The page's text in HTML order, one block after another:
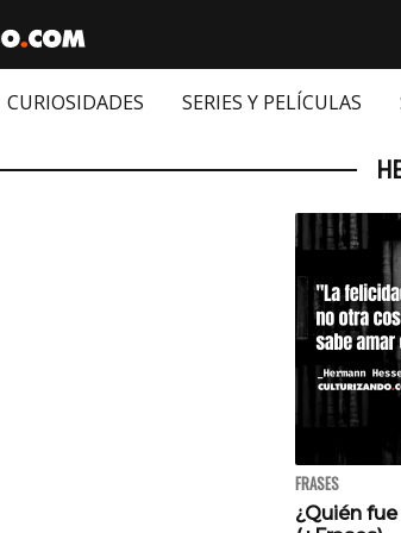
CURIOSIDADES SERIES Y PELÍCULAS
FRASES
¿Quién